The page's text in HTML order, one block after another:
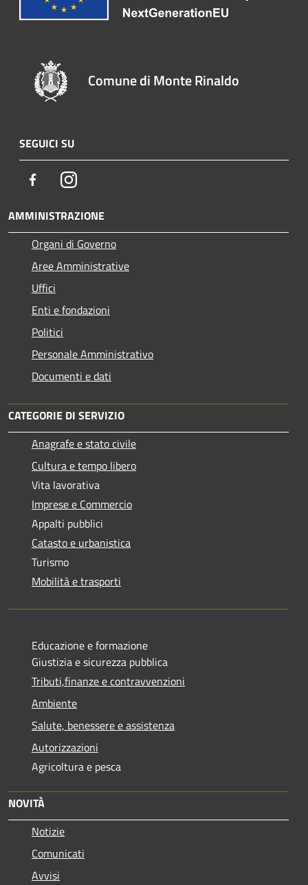
Comune di Monte Rinaldo
SEGUICI SU
FacebookInstagram
AMMINISTRAZIONE
Organi di Governo
Aree Amministrative
Uffici
Enti e fondazioni
Politici
Personale Amministrativo
Documenti e dati
CATEGORIE DI SERVIZIO
Anagrafe e stato civile
Cultura e tempo libero
Vita lavorativa
Imprese e Commercio
Appalti pubblici
Catasto e urbanistica
Turismo
Mobilità e trasporti
Educazione e formazione
Giustizia e sicurezza pubblica
Tributi,finanze e contravvenzioni
Ambiente
Salute, benessere e assistenza
Autorizzazioni
Agricoltura e pesca
NOVITÀ
Notizie
Comunicati
Avvisi